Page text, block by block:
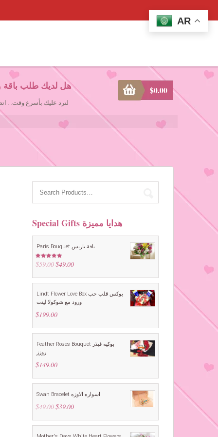
هل لديك طلب باقة
لنرد عليك بأسرع وقت...
$0.00
Special Gifts هدايا مميزة
Paris Bouquet باقة باريس
Rated4.88
out of 5
$59.00 Original
was:
$49.00Current
is:
Lindt Flower Love Box بوكس قلب حب
ورود مع شوكولا لينت
$199.00
Feather Roses Bouquet بوكيه فيذر
روزز
$149.00
Swan Bracelet اسواره الاوزه
$49.00 Original
was:
$39.00Current
is:
AR